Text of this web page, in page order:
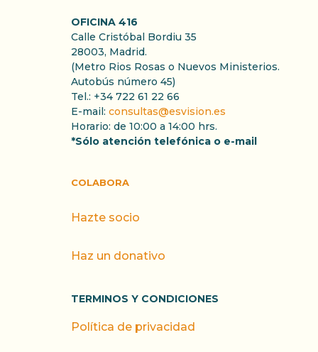
OFICINA 416
Calle Cristóbal Bordiu 35
28003, Madrid.
(Metro Rios Rosas o Nuevos Ministerios.
Autobús número 45)
Tel.: +34 722 61 22 66
E-mail: consultas@esvision.es
Horario: de 10:00 a 14:00 hrs.
*Sólo atención telefónica o e-mail
COLABORA
Hazte socio
Haz un donativo
TERMINOS Y CONDICIONES
Política de privacidad